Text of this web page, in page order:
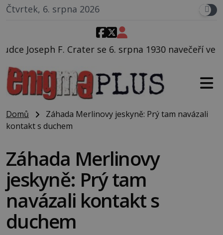
Čtvrtek, 6. srpna 2026
6. srpna 1930 navečeří ve své oblíbené
Domů
Záhada Merlinovy jeskyně: Prý tam navázali
kontakt s duchem
Záhada Merlinovy
jeskyně: Prý tam
navázali kontakt s
duchem